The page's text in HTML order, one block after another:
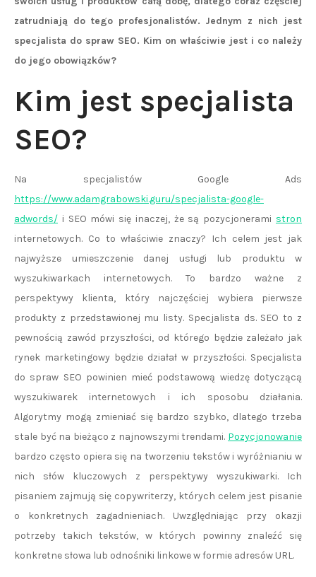
zatrudniają do tego profesjonalistów. Jednym z nich jest
specjalista do spraw SEO. Kim on właściwie jest i co należy
do jego obowiązków?
Kim jest specjalista
SEO?
Na specjalistów Google Ads
https://www.adamgrabowski.guru/specjalista-google-
adwords/ i SEO mówi się inaczej, że są pozycjonerami stron
internetowych. Co to właściwie znaczy? Ich celem jest jak
najwyższe umieszczenie danej usługi lub produktu w
wyszukiwarkach internetowych. To bardzo ważne z
perspektywy klienta, który najczęściej wybiera pierwsze
produkty z przedstawionej mu listy. Specjalista ds. SEO to z
pewnością zawód przyszłości, od którego będzie zależało jak
rynek marketingowy będzie działał w przyszłości. Specjalista
do spraw SEO powinien mieć podstawową wiedzę dotyczącą
wyszukiwarek internetowych i ich sposobu działania.
Algorytmy mogą zmieniać się bardzo szybko, dlatego trzeba
stale być na bieżąco z najnowszymi trendami. Pozycjonowanie
bardzo często opiera się na tworzeniu tekstów i wyróżnianiu w
nich słów kluczowych z perspektywy wyszukiwarki. Ich
pisaniem zajmują się copywriterzy, których celem jest pisanie
o konkretnych zagadnieniach. Uwzględniając przy okazji
potrzeby takich tekstów, w których powinny znaleźć się
konkretne słowa lub odnośniki linkowe w formie adresów URL.